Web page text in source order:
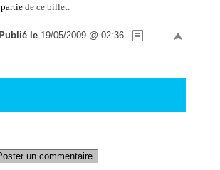
de ce billet.
le 19/05/2009 @ 02:36
un commentaire